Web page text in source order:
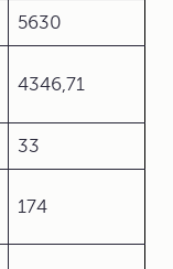
5630
4346,71
33
174